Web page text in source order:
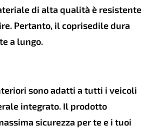
di alta qualità è resistente
Pertanto, il coprisedile dura
a lungo.
sono adatti a tutti i veicoli
integrato. Il prodotto
sicurezza per te e i tuoi